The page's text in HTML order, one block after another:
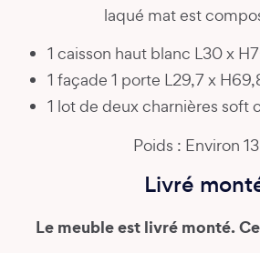
laqué mat est
1 caisson haut blanc L30 x
1 façade 1 porte L29,7 x
1 lot de deux charnières soft
Poids : Environ
Livré
Le meuble est livré monté.